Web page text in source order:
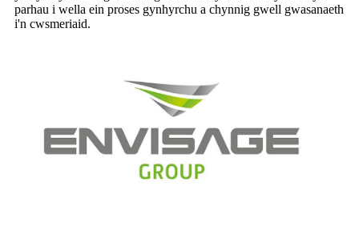
parhau i wella ein proses gynhyrchu a chynnig gwell gwasanaeth
i'n cwsmeriaid.